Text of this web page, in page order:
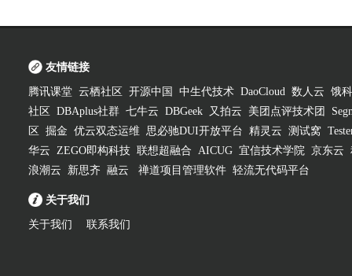
友情链接
腾讯课堂 云栖社区 开源中国 中生代技术 DaoCloud 数人云 饿
社区
DBAplus社群 七牛云 DBGeek 又拍云 美团点评技术团
区
掘金 优云双态运维 思必驰DUI开放平台 精灵云 测试窝
华云 ZEGO即构科技 联想超融合 AICUG 宜信技术学院 京东云
浪潮云
新思齐 融云 禅道项目管理软件 轻流无代码平台
关于我们
关于我们 联系我们